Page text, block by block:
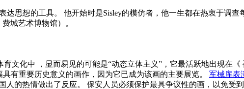
达思想的工具。 他开始时是Sisley的模仿者，他一生都在热衷于调
费城艺术博物馆）。
育文化中 ，显而易见的可能是“动态立体主义”，它最活跃地出现在《
具有重要历史意义的画作，因为它已成为该画的主要展览。 军械库表
的热情做出了反应。 保安人员必须保护最具争议性的画，以免受到